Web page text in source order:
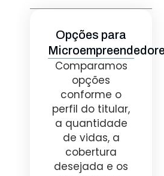
Opções para
Comparamos
opções
conforme o
perfil do titular,
a quantidade
de vidas, a
cobertura
desejada e os